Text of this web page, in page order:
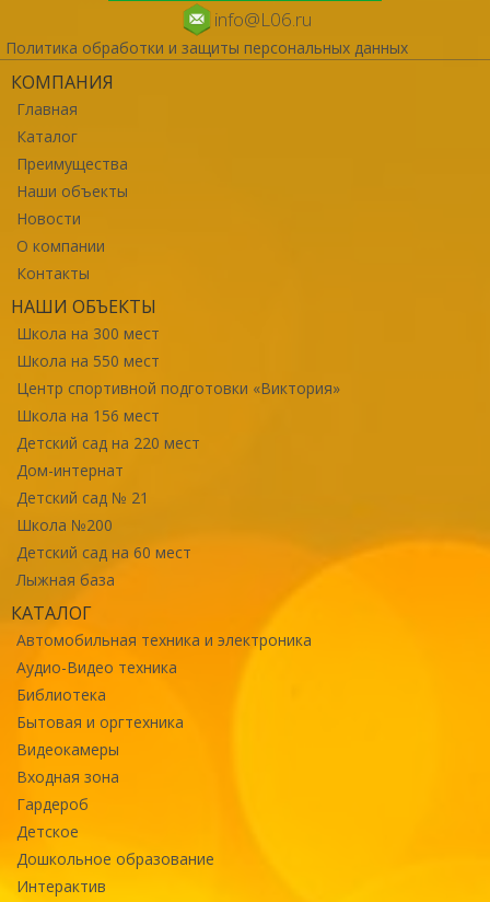
info@L06.ru
Политика обработки и защиты персональных данных
КОМПАНИЯ
Главная
Каталог
Преимущества
Наши объекты
Новости
О компании
Контакты
НАШИ ОБЪЕКТЫ
Школа на 300 мест
Школа на 550 мест
Центр спортивной подготовки «Виктория»
Школа на 156 мест
Детский сад на 220 мест
Дом-интернат
Детский сад № 21
Школа №200
Детский сад на 60 мест
Лыжная база
КАТАЛОГ
Автомобильная техника и электроника
Аудио-Видео техника
Библиотека
Бытовая и оргтехника
Видеокамеры
Входная зона
Гардероб
Детское
Дошкольное образование
Интерактив